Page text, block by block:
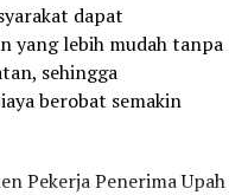
benar menjadi solusi
sesuai kemampuan.
tetap hadir
bagi masyarakat
kehadiran BPJS
dapat
yang lebih mudah tanpa
sehingga
berobat semakin
Pekerja Penerima Upah